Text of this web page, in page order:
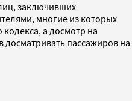
заключивших
многие из которых
а досмотр на
досматривать пассажиров на